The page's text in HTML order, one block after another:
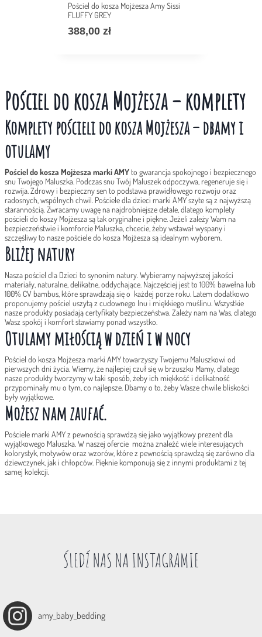
Pościel do kosza Mojżesza Amy Sissi
FLUFFY GREY
388,00 zł
Pościel do kosza Mojżesza – komplety
Komplety pościeli do kosza Mojżesza – dbamy i
otulamy
Pościel do kosza Mojżesza marki AMYto gwarancja spokojnego i bezpiecznego
snu Twojego Maluszka. Podczas snu Twój Maluszek odpoczywa, regeneruje się i
rozwija. Zdrowy i bezpieczny sen to podstawa prawidłowego rozwoju oraz
radosnych, wspólnych chwil. Pościele dla dzieci marki AMY szyte są z najwyższą
starannością. Zwracamy uwagę na najdrobniejsze detale, dlatego komplety
pościeli do koszy Mojżesza są tak oryginalne i piękne. Jeżeli zależy Wam na
bezpieczeństwie i komforcie Maluszka, chcecie, żeby wstawał wyspany i
szczęśliwy to nasze pościele do kosza Mojżesza są idealnym wyborem.
Bliżej natury
Nasza pościel dla Dzieci to synonim natury. Wybieramy najwyższej jakości
materiały, naturalne, delikatne, oddychające. Najczęściej jest to 100% bawełna lub
100% CV bambus, które sprawdzają się o każdej porze roku. Latem dodatkowo
proponujemy pościel uszytą z cudownego lnu i miękkiego muślinu. Wszystkie
nasze produkty posiadają certyfikaty bezpieczeństwa. Zależy nam na Was, dlatego
Wasz spokój i komfort stawiamy ponad wszystko.
Otulamy miłością w dzień i w nocy
Pościel do kosza Mojżesza marki AMY towarzyszy Twojemu Maluszkowi od
pierwszych dni życia. Wiemy, że najlepiej czuł się w brzuszku Mamy, dlatego
nasze produkty tworzymy w taki sposób, żeby ich miękkość i delikatność
przypominały mu o tym, co najlepsze. Dbamy o to, żeby Wasze chwile bliskości
były wyjątkowe.
Możesz nam zaufać.
Pościele marki AMY z pewnością sprawdzą się jako wyjątkowy prezent dla
wyjątkowego Maluszka. W naszej ofercie można znaleźć wiele interesujących
kolorystyk, motywów oraz wzorów, które z pewnością sprawdzą się zarówno dla
dziewczynek, jak i chłopców. Pięknie komponują się z innymi produktami z tej
samej kolekcji.
ŚLEDŹ NAS NA INSTAGRAMIE
amy_baby_bedding